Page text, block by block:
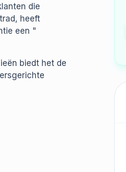
die
heeft
een "
biedt het de